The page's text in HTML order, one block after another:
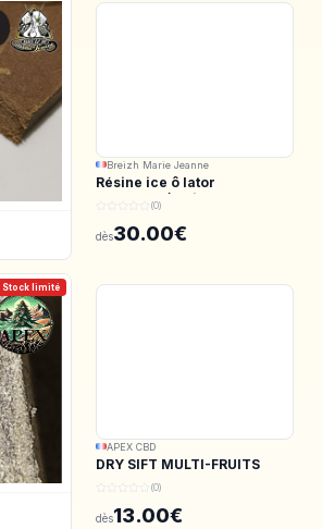
Breizh Marie Jeanne
Résine ice ô lator
ACDC.CBD/White CBG
(0)
dès30.00€
Stock limité
APEX CBD
DRY SIFT MULTI-FRUITS
150u CBD - APEX CBD
(0)
dès13.00€